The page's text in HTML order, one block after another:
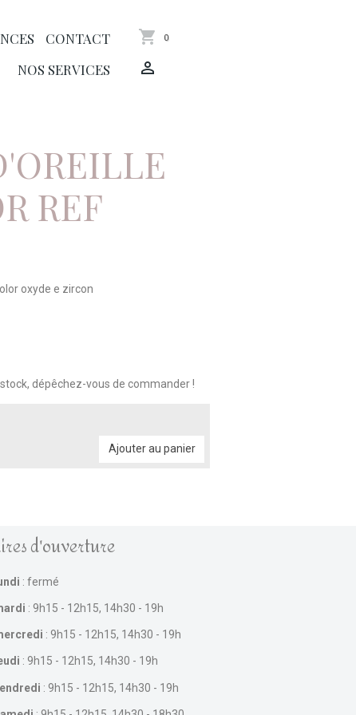
CONTACT
NOS SERVICES
0
REF
oxyde e zircon
dépêchez-vous de commander !
Ajouter au panier
d'ouverture
: fermé
: 9h15 - 12h15, 14h30 - 19h
: 9h15 - 12h15, 14h30 - 19h
: 9h15 - 12h15, 14h30 - 19h
: 9h15 - 12h15, 14h30 - 19h